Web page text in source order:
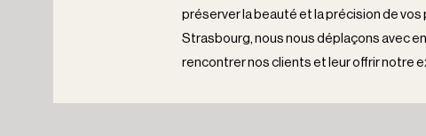
préserver la beauté et la précision de vos
Strasbourg, nous nous déplaçons avec
rencontrer nos clients et leur offrir notre